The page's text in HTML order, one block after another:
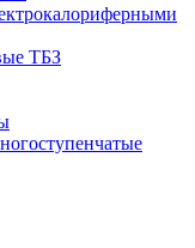
ТБЗ